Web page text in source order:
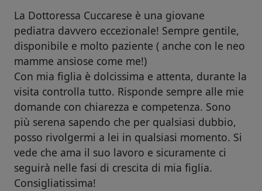
La Dottoressa Cuccarese è una giovane
pediatra davvero eccezionale! Sempre gentile,
disponibile e molto paziente ( anche con le neo
mamme ansiose come me!)
Con mia figlia è dolcissima e attenta, durante la
visita controlla tutto. Risponde sempre alle mie
domande con chiarezza e competenza. Sono
più serena sapendo che per qualsiasi dubbio,
posso rivolgermi a lei in qualsiasi momento. Si
vede che ama il suo lavoro e sicuramente ci
seguirà nelle fasi di crescita di mia figlia.
Consigliatissima!